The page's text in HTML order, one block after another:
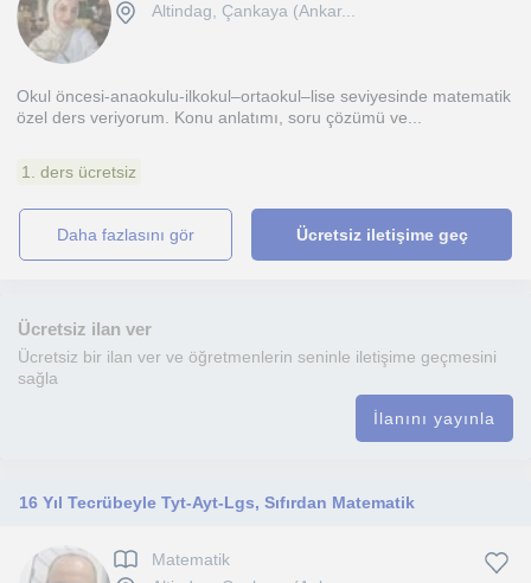
Altindag, Çankaya (Ankar...
Okul öncesi-anaokulu-ilkokul–ortaokul–lise seviyesinde matematik
özel ders veriyorum. Konu anlatımı, soru çözümü ve...
1. ders ücretsiz
daha fazlasını gör Ücretsiz iletişime geç
Ücretsiz ilan ver
Ücretsiz bir ilan ver ve öğretmenlerin seninle iletişime geçmesini
sağla
İlanını yayınla
16 Yıl Tecrübeyle Tyt-Ayt-Lgs, Sıfırdan Matematik
Matematik